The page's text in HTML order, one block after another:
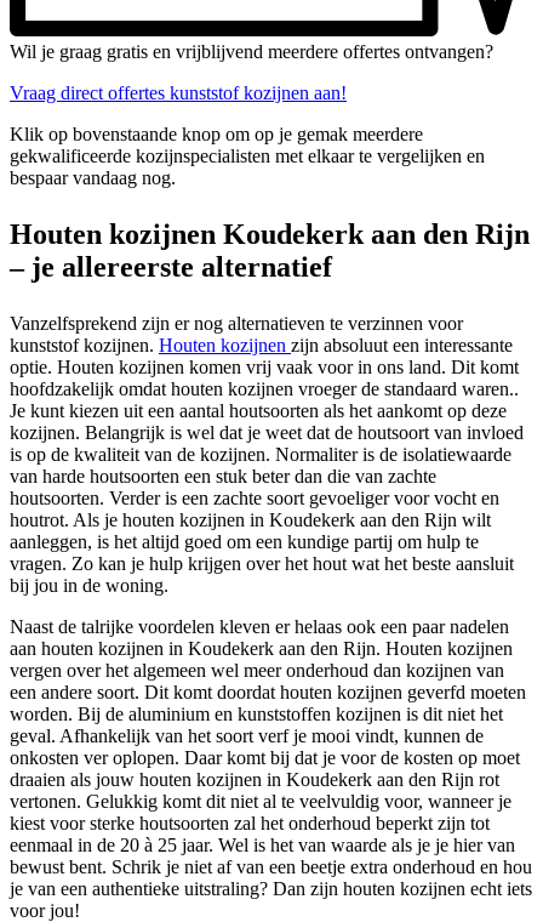
Wil je graag gratis en vrijblijvend meerdere offertes ontvangen?
Vraag direct offertes kunststof kozijnen aan!
Klik op bovenstaande knop om op je gemak meerdere
gekwalificeerde kozijnspecialisten met elkaar te vergelijken en
bespaar vandaag nog.
Houten kozijnen Koudekerk aan den Rijn
– je allereerste alternatief
Vanzelfsprekend zijn er nog alternatieven te verzinnen voor
kunststof kozijnen. Houten kozijnen zijn absoluut een interessante
optie. Houten kozijnen komen vrij vaak voor in ons land. Dit komt
hoofdzakelijk omdat houten kozijnen vroeger de standaard waren..
Je kunt kiezen uit een aantal houtsoorten als het aankomt op deze
kozijnen. Belangrijk is wel dat je weet dat de houtsoort van invloed
is op de kwaliteit van de kozijnen. Normaliter is de isolatiewaarde
van harde houtsoorten een stuk beter dan die van zachte
houtsoorten. Verder is een zachte soort gevoeliger voor vocht en
houtrot. Als je houten kozijnen in Koudekerk aan den Rijn wilt
aanleggen, is het altijd goed om een kundige partij om hulp te
vragen. Zo kan je hulp krijgen over het hout wat het beste aansluit
bij jou in de woning.
Naast de talrijke voordelen kleven er helaas ook een paar nadelen
aan houten kozijnen in Koudekerk aan den Rijn. Houten kozijnen
vergen over het algemeen wel meer onderhoud dan kozijnen van
een andere soort. Dit komt doordat houten kozijnen geverfd moeten
worden. Bij de aluminium en kunststoffen kozijnen is dit niet het
geval. Afhankelijk van het soort verf je mooi vindt, kunnen de
onkosten ver oplopen. Daar komt bij dat je voor de kosten op moet
draaien als jouw houten kozijnen in Koudekerk aan den Rijn rot
vertonen. Gelukkig komt dit niet al te veelvuldig voor, wanneer je
kiest voor sterke houtsoorten zal het onderhoud beperkt zijn tot
eenmaal in de 20 à 25 jaar. Wel is het van waarde als je je hier van
bewust bent. Schrik je niet af van een beetje extra onderhoud en hou
je van een authentieke uitstraling? Dan zijn houten kozijnen echt iets
voor jou!